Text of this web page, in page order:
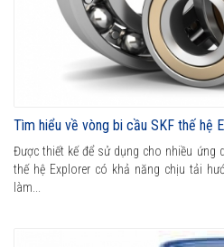
Tìm hiểu về vòng bi cầu SKF thế hệ
Được thiết kế để sử dụng cho nhiều ứng
thế hệ Explorer có khả năng chịu tải
làm...